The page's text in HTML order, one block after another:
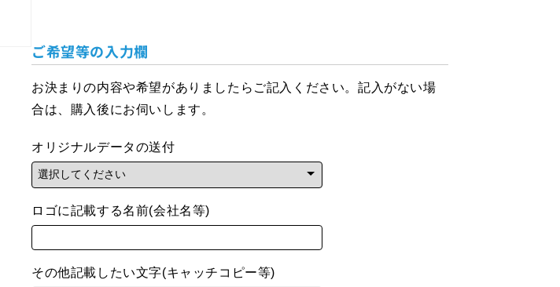
価
格
ご希望等の入力欄
お決まりの内容や希望がありましたらご記入ください。記入がない場
合は、購入後にお伺いします。
オリジナルデータの送付
ロゴに記載する名前(会社名等)
その他記載したい文字(キャッチコピー等)